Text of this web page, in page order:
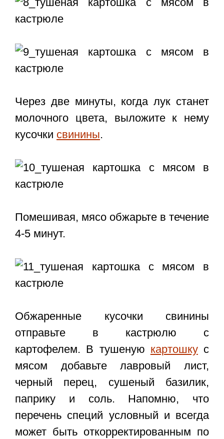
Через две минуты, когда лук станет
молочного цвета, выложите к нему
кусочки свинины.
Помешивая, мясо обжарьте в течение
4-5 минут.
Обжаренные кусочки свинины
отправьте в кастрюлю с
картофелем. В тушеную картошкус
мясом добавьте лавровый лист,
черный перец, сушеный базилик,
паприку и соль. Напомню, что
перечень специй условный и всегда
может быть откорректированным по